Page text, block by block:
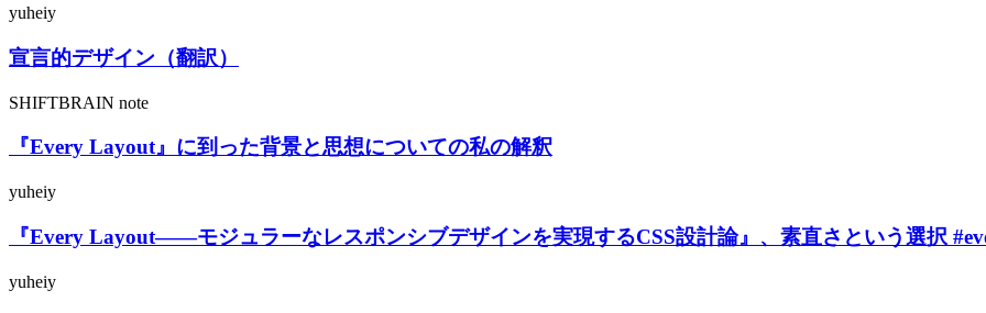
yuheiy
宣言的デザイン（翻訳）
SHIFTBRAIN note
『Every Layout』に到った背景と思想についての私の解釈
yuheiy
『Every Layout——モジュラーなレスポンシブデザインを実現するCSS設計論』、素直さという選択
yuheiy